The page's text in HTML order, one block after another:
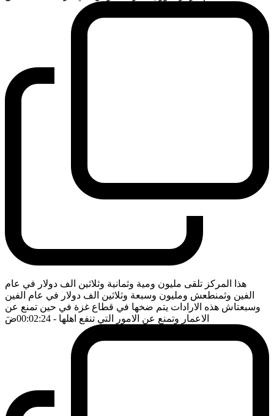
هذا المركز تلقى مليون ومية وثمانية وثلاثين الف دولار في عام
الفين وثمنطعش ومليون وسبعة وثلاثين الف دولار في عام الفين
وسبعتاش هذه الارادات يتم ضخها في قطاع غزة في حين تمنع عن
الاعمار وتمنع عن الامور التي تنفع اهلها - 00:02:24 ضَ